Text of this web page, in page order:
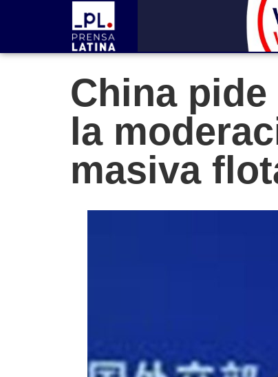
China
la
masiva